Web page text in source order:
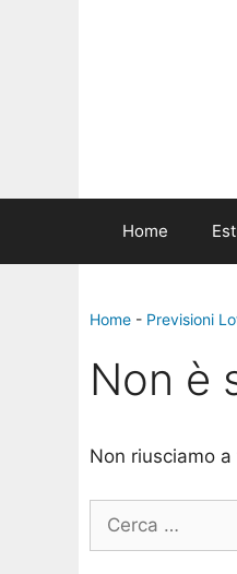
Home
Home - Previsioni
Non è
Non riusciamo
per: